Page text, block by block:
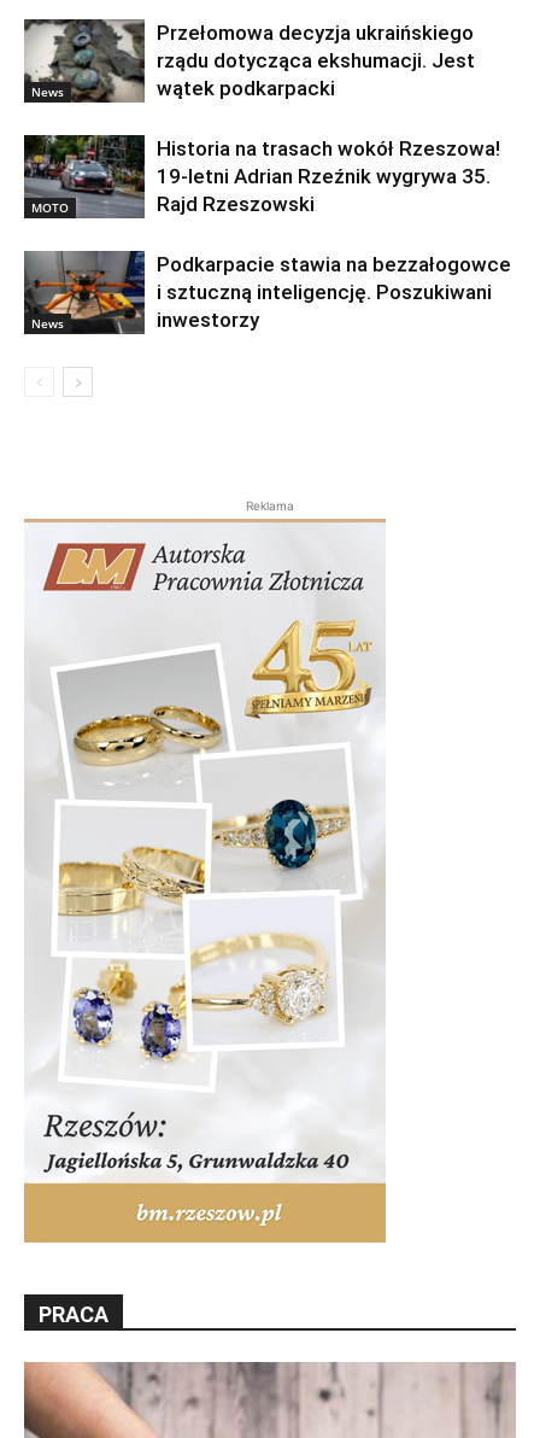
News
Przełomowa decyzja ukraińskiego
rządu dotycząca ekshumacji. Jest
wątek podkarpacki
MOTO
Historia na trasach wokół Rzeszowa!
19-letni Adrian Rzeźnik wygrywa 35.
Rajd Rzeszowski
News
Podkarpacie stawia na bezzałogowce
i sztuczną inteligencję. Poszukiwani
inwestorzy
Reklama
PRACA